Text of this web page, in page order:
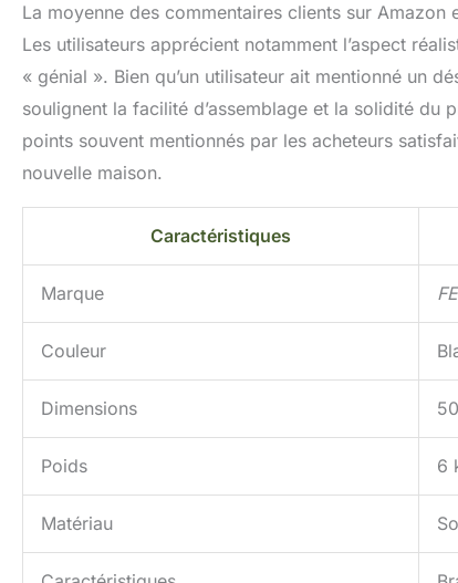
La moyenne des commentaires clients sur
Les utilisateurs apprécient notamment l’aspect
« génial ». Bien qu’un utilisateur ait mentionné un
soulignent la facilité d’assemblage et la solidité
points souvent mentionnés par les acheteurs
nouvelle maison.
Caractéristiques
Marque
Couleur
Dimensions
Poids 6
Matériau